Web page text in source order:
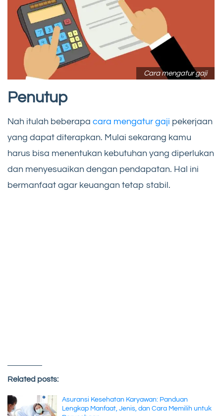
Cara mengatur gaji
Penutup
Nah itulah beberapa cara mengatur gaji pekerjaan
yang dapat diterapkan. Mulai sekarang kamu
harus bisa menentukan kebutuhan yang diperlukan
dan menyesuaikan dengan pendapatan. Hal ini
bermanfaat agar keuangan tetap stabil.
Related posts:
Asuransi Kesehatan Karyawan: Panduan
Lengkap Manfaat, Jenis, dan Cara Memilih untuk